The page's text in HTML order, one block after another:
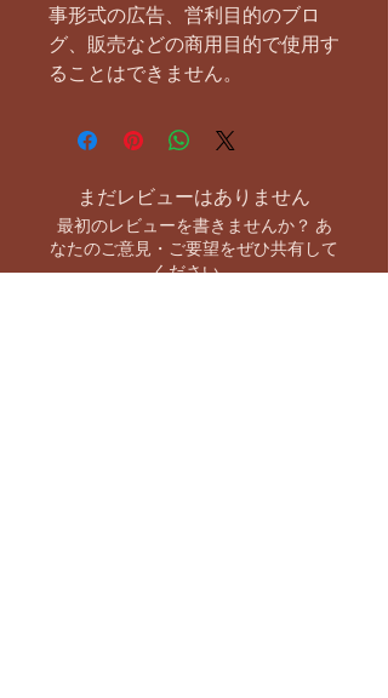
事形式の広告、営利目的のブロ
グ、販売などの商用目的で使用す
ることはできません。
まだレビューはありません
最初のレビューを書きませんか？ あ
なたのご意見・ご要望をぜひ共有して
ください。